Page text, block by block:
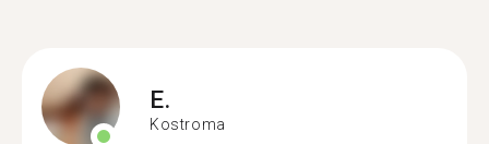
E.
Kostroma